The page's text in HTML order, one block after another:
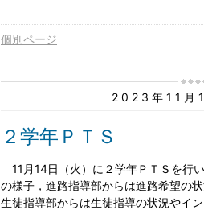
個別ページ
2023年11月
２学年ＰＴＳ
11月14日（火）に２学年ＰＴＳを行
の様子，進路指導部からは進路希望の
生徒指導部からは生徒指導の状況やイ